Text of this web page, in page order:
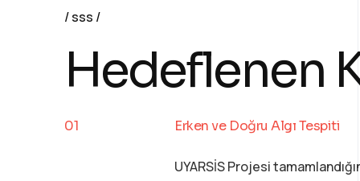
sss
Hedeflenen
Erken ve Doğru Algı Tespiti
UYARSİS Projesi